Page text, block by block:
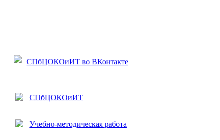
СПбЦОКОиИТ во ВКонтакте
СПбЦОКОиИТ
Учебно-методическая работа